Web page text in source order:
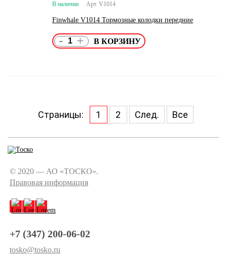
Арт. V1014
В наличии
Finwhale V1014 Тормозные колодки передние
- +
Страницы: 1 2 След. Все
© 2020 — АО «ТОСКО».
Правовая информация
+7 (347) 200-06-02
tosko@tosko.ru